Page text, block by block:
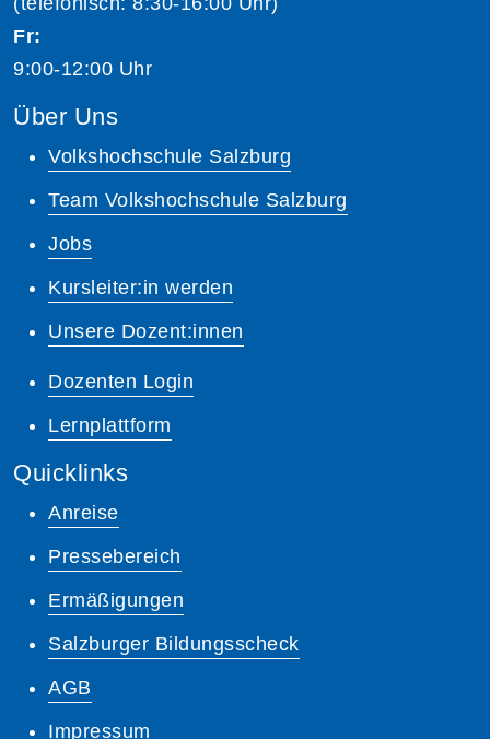
Fr:
9:00-12:00 Uhr
Über Uns
Volkshochschule Salzburg
Team Volkshochschule Salzburg
Jobs
Kursleiter:in werden
Unsere Dozent:innen
Dozenten Login
Lernplattform
Quicklinks
Anreise
Pressebereich
Ermäßigungen
Salzburger Bildungsscheck
AGB
Impressum